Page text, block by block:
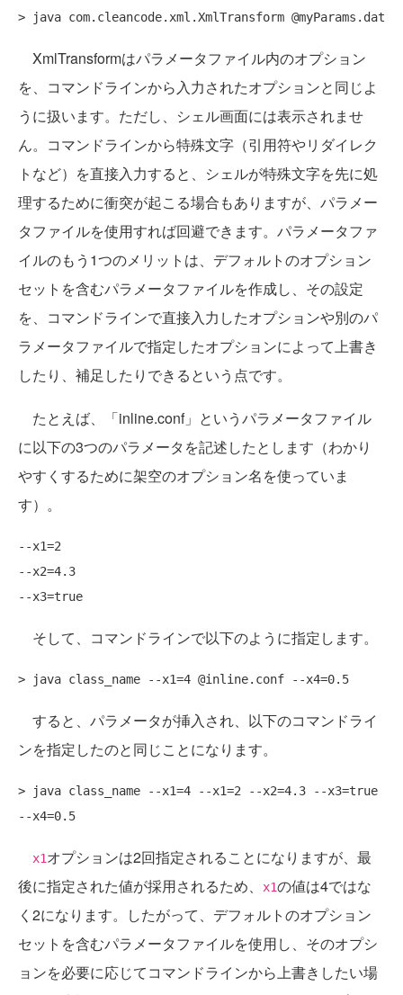
XmlTransformはパラメータファイル内のオプション
を、コマンドラインから入力されたオプションと同じよ
うに扱います。ただし、シェル画面には表示されませ
ん。コマンドラインから特殊文字（引用符やリダイレク
トなど）を直接入力すると、シェルが特殊文字を先に処
理するために衝突が起こる場合もありますが、パラメー
タファイルを使用すれば回避できます。パラメータファ
イルのもう1つのメリットは、デフォルトのオプション
セットを含むパラメータファイルを作成し、その設定
を、コマンドラインで直接入力したオプションや別のパ
ラメータファイルで指定したオプションによって上書き
したり、補足したりできるという点です。
たとえば、「inline.conf」というパラメータファイル
に以下の3つのパラメータを記述したとします（わかり
やすくするために架空のオプション名を使っていま
す）。
--x1=2
--x2=4.3
そして、コマンドラインで以下のように指定します。
すると、パラメータが挿入され、以下のコマンドライ
ンを指定したのと同じことになります。
> java class_name --x1=4 --x1=2 --x2=4.3 --x3=true
x1オプションは2回指定されることになりますが、最
後に指定された値が採用されるため、
x1の値は4ではな
く2になります。したがって、デフォルトのオプション
セットを含むパラメータファイルを使用し、そのオプシ
ョンを必要に応じてコマンドラインから上書きしたい場